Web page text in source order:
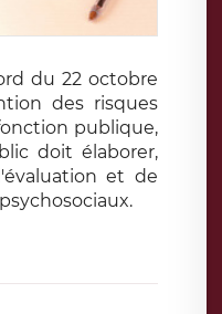
du 22 octobre
des risques
publique,
doit élaborer,
et de